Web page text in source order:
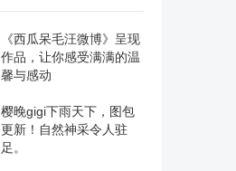
《西瓜呆毛汪微博》呈现
作品，让你感受满满的温
馨与感动
樱晚gigi下雨天下，图包
更新！自然神采令人驻
足。